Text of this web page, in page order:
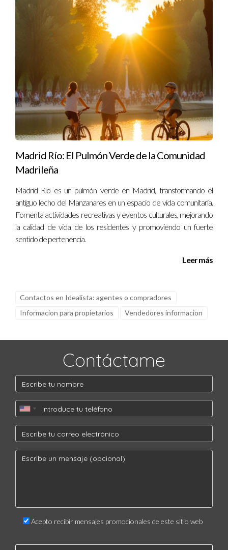
Madrid Río: El Pulmón Verde de la Comunidad
Madrileña
Madrid Río es un pulmón verde en Madrid, transformando el
antiguo lecho del Manzanares en un espacio de vida comunitaria.
Fomenta actividades recreativas y eventos culturales, mejorando
la calidad de vida de los residentes y promoviendo un fuerte
sentido de pertenencia.
Leer más
Contactos en Idealista: agentes o compradores
Informacion para propietarios
Vendedores informacion
Contáctame
Acepto recibir mensajes promocionales de este sitio web